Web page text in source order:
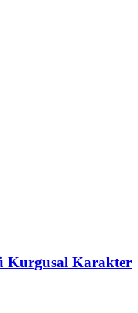
Kurgusal Karakter